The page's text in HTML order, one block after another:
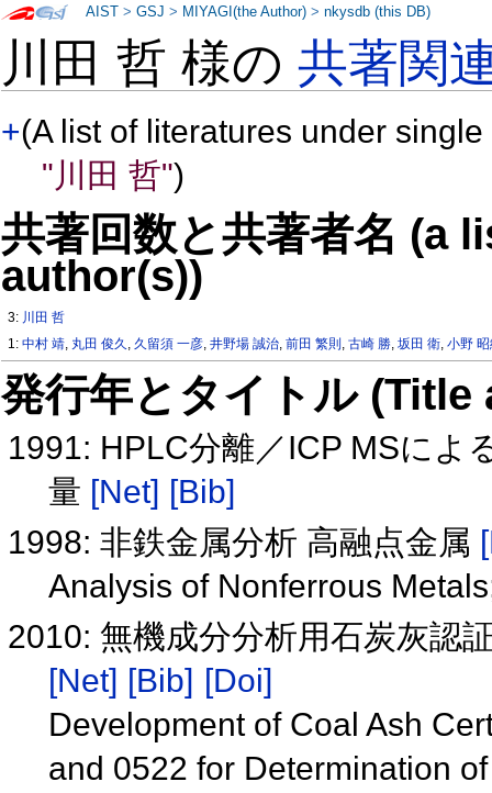
川田 哲 様の共著関
+(A list of literatures under
"川田 哲")
共著回数と共著者名 (a
author(s))
3: 川田 哲
1:中村 靖, 丸田 俊久 , 久留須 一彦,井野場 誠治,前田 繁則 ,古崎 勝,坂田 衛,小野
発行年とタイトル
1991: HPLC分離／ICP MSによ
量 [Net] [Bib]
1998: 非鉄金属分析 高融点金属
Analysis of Nonferrous
2010: 無機成分分析用石炭灰認
[Net] [Bib] [Doi]
Development of Coal Ash
and 0522 for Determination
AIST >GSJ > MIYAGI(the Author) >nkysdb (this DB)